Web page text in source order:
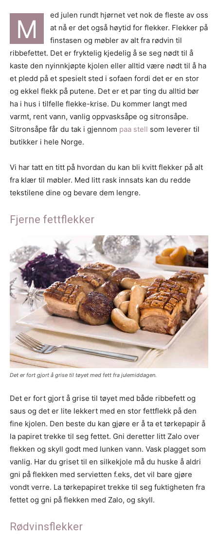
M
ed julen rundt hjørnet vet nok de fleste av oss
at nå er det også høytid for flekker. Flekker på
finstasen og møbler av alt fra rødvin til
ribbefettet. Det er fryktelig kjedelig å se seg nødt til å
kaste den nyinnkjøpte kjolen eller alltid være nødt til å ha
et pledd på et spesielt sted i sofaen fordi det er en stor
og ekkel flekk på putene. Det er et par ting du alltid bør
ha i hus i tilfelle flekke-krise. Du kommer langt med
varmt, rent vann, vanlig oppvasksåpe og sitronsåpe.
Sitronsåpe får du tak i gjennom paa stell som leverer til
butikker i hele Norge.
Vi har tatt en titt på hvordan du kan bli kvitt flekker på alt
fra klær til møbler. Med litt rask innsats kan du redde
tekstilene dine og bevare dem lengre.
Fjerne fettflekker
Det er fort gjort å grise til tøyet med fett fra julemiddagen.
Det er fort gjort å grise til tøyet med både ribbefett og
saus og det er lite lekkert med en stor fettflekk på den
fine kjolen. Den beste du kan gjøre er å ta et tørkepapir å
la papiret trekke til seg fettet. Gni deretter litt Zalo over
flekken og skyll godt med lunken vann. Vask plagget som
vanlig. Har du griset til en silkekjole må du huske å aldri
gni på flekken med servietten f.eks, det vil bare gjøre
vondt verre. La tørkepapiret trekke til seg fuktigheten fra
fettet og gni på flekken med Zalo, og skyll.
Rødvinsflekker